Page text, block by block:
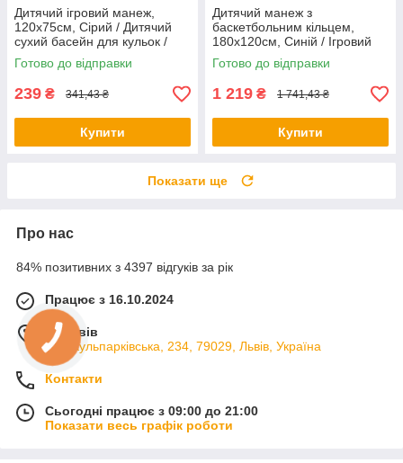
Дитячий ігровий манеж,
120х75см, Сірий / Дитячий
сухий басейн для кульок /
Манеж для дітей
Готово до відправки
239 ₴ 341,43 ₴
Купити
Дитячий манеж з
баскетбольним кільцем,
180х120см, Синій / Ігровий
манеж для дітей / Манеж-
ігровий майданчик /
Готово до відправки
1 219 ₴ 1 741,43 ₴
Купити
Показати ще
Про нас
84% позитивних з 4397 відгуків за рік
Працює з 16.10.2024
м. Львів
вул. Кульпарківська, 234, 79029, Львів, Україна
Контакти
Сьогодні працює з 09:00 до 21:00
Показати весь графік роботи